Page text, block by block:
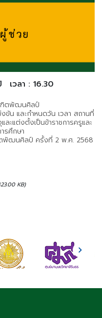
เวลา : 16.30
ฑิตพัฒนศิลป์
ขัน และกำหนดวัน เวลา สถานที่
ละแต่งตั้งเป็นข้าราชการครูและ
รศึกษา
พัฒนศิลป์ ครั้งที่ 2 พ.ศ. 2568
KB)